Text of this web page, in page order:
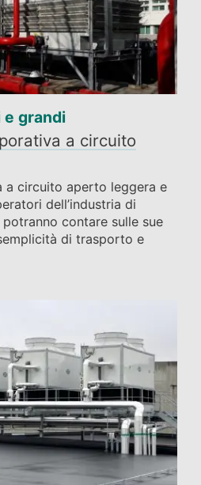
e grandi
a circuito
a circuito aperto leggera e
dell’industria di
potranno contare sulle sue
di trasporto e